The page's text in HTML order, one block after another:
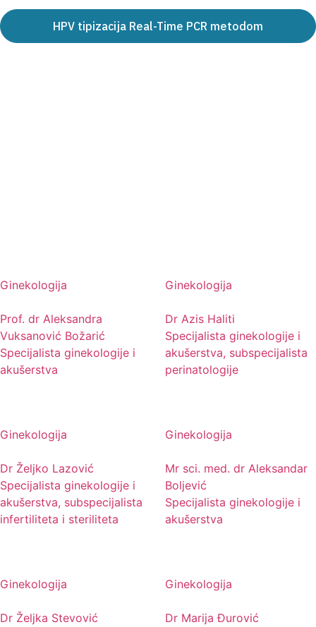
HPV tipizacija Real-Time PCR metodom
Ginekologija
Prof. dr Aleksandra
Vuksanović Božarić
Specijalista ginekologije i
akušerstva
Ginekologija
Dr Azis Haliti
Specijalista ginekologije i
akušerstva, subspecijalista
perinatologije
Ginekologija
Dr Željko Lazović
Specijalista ginekologije i
akušerstva, subspecijalista
infertiliteta i steriliteta
Ginekologija
Mr sci. med. dr Aleksandar
Boljević
Specijalista ginekologije i
akušerstva
Ginekologija
Dr Željka Stevović
Ginekologija
Dr Marija Đurović